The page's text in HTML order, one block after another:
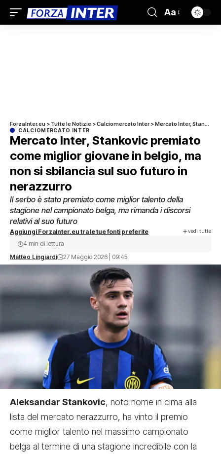
Aa
ForzaInter.eu > Tutte le Notizie >Calciomercato Inter>Mercato Inter, Stankovic premiato come miglior giovane in belgio, ma non si sbilancia sul suo futuro in nerazzurro
CALCIOMERCATO INTER
Mercato Inter, Stankovic premiato
come miglior giovane in belgio, ma
non si sbilancia sul suo futuro in
nerazzurro
Il serbo è stato premiato come miglior talento della
stagione nel campionato belga, ma rimanda i discorsi
relativi al suo futuro
Aggiungi ForzaInter.eu tra le tue fonti preferite vedi tutte
Matteo Lingiardi 27 Maggio 2026 | 09:45
4 min di lettura
Aleksandar Stankovic, noto nome in cima alla
lista del mercato nerazzurro, ha vinto il premio
come miglior talento nel massimo campionato
belga al termine di una stagione incredibile con la